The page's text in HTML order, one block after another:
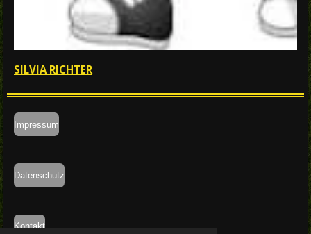
SILVIA RICHTER
Impressum
Datenschutz
Kontakt